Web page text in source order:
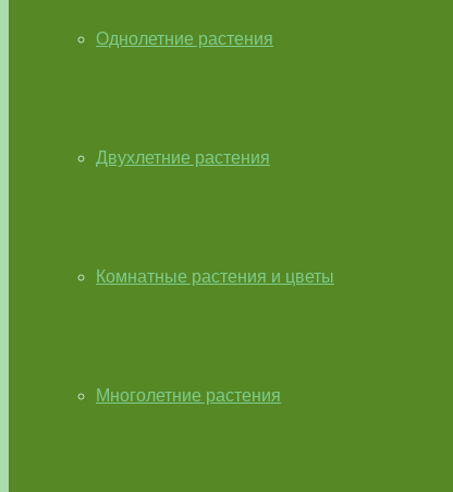
Однолетние растения
Двухлетние растения
Комнатные растения и цветы
Многолетние растения